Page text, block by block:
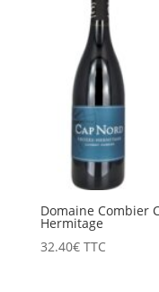
Domaine Combier
Hermitage
32.40€ TTC